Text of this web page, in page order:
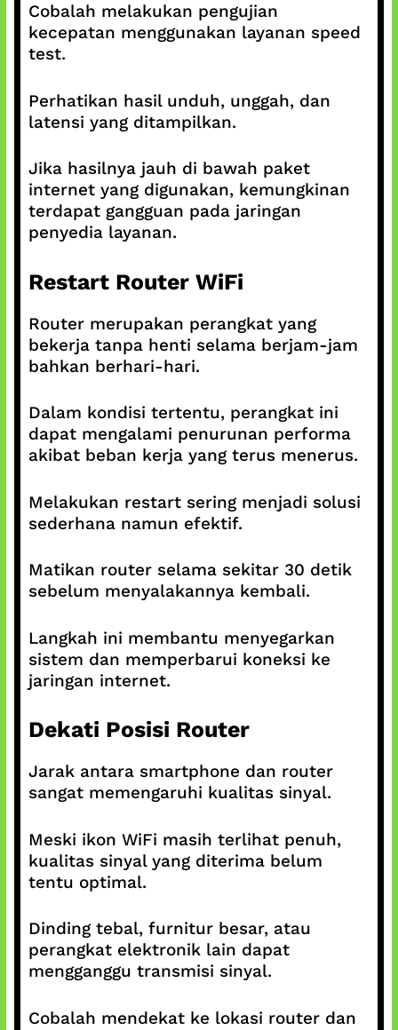
Cobalah melakukan pengujian
kecepatan menggunakan layanan speed
test.
Perhatikan hasil unduh, unggah, dan
latensi yang ditampilkan.
Jika hasilnya jauh di bawah paket
internet yang digunakan, kemungkinan
terdapat gangguan pada jaringan
penyedia layanan.
Restart Router WiFi
Router merupakan perangkat yang
bekerja tanpa henti selama berjam-jam
bahkan berhari-hari.
Dalam kondisi tertentu, perangkat ini
dapat mengalami penurunan performa
akibat beban kerja yang terus menerus.
Melakukan restart sering menjadi solusi
sederhana namun efektif.
Matikan router selama sekitar 30 detik
sebelum menyalakannya kembali.
Langkah ini membantu menyegarkan
sistem dan memperbarui koneksi ke
jaringan internet.
Dekati Posisi Router
Jarak antara smartphone dan router
sangat memengaruhi kualitas sinyal.
Meski ikon WiFi masih terlihat penuh,
kualitas sinyal yang diterima belum
tentu optimal.
Dinding tebal, furnitur besar, atau
perangkat elektronik lain dapat
mengganggu transmisi sinyal.
Cobalah mendekat ke lokasi router dan